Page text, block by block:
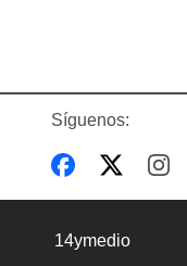
Síguenos:
14ymedio